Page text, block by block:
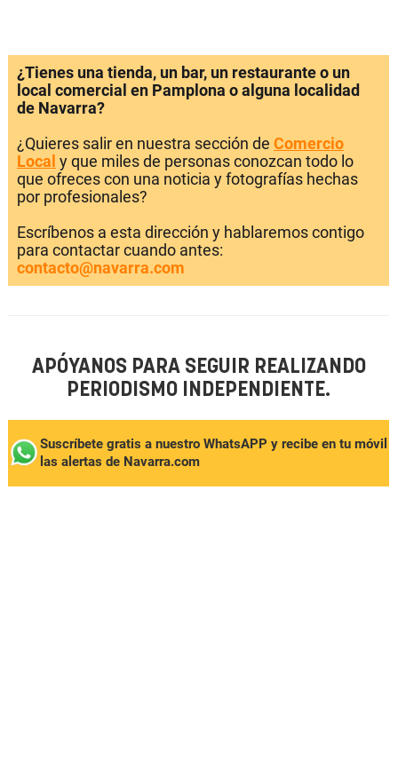
¿Tienes una tienda, un bar, un restaurante o un
local comercial en Pamplona o alguna localidad
de Navarra?
¿Quieres salir en nuestra sección de Comercio
Local y que miles de personas conozcan todo lo
que ofreces con una noticia y fotografías hechas
por profesionales?
Escríbenos a esta dirección y hablaremos contigo
para contactar cuando antes:
contacto@navarra.com
APÓYANOS PARA SEGUIR REALIZANDO
PERIODISMO INDEPENDIENTE.
Suscríbete gratis a nuestro WhatsAPP y recibe en tu móvil
las alertas de Navarra.com